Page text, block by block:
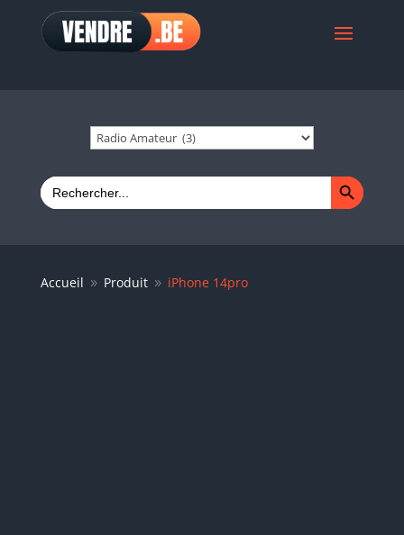
Search
for:
Search Button
Accueil 9 Produit 9 iPhone 14pro